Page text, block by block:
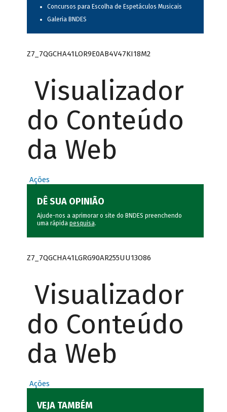
Concursos para Escolha de Espetáculos Musicais
Galeria BNDES
Z7_7QGCHA41LOR9E0AB4V47KI18M2
Visualizador
do Conteúdo
da Web
Ações
DÊ SUA OPINIÃO
Ajude-nos a aprimorar o site do BNDES preenchendo
uma rápida pesquisa.
Z7_7QGCHA41LGRG90AR255UU13O86
Visualizador
do Conteúdo
da Web
Ações
VEJA TAMBÉM